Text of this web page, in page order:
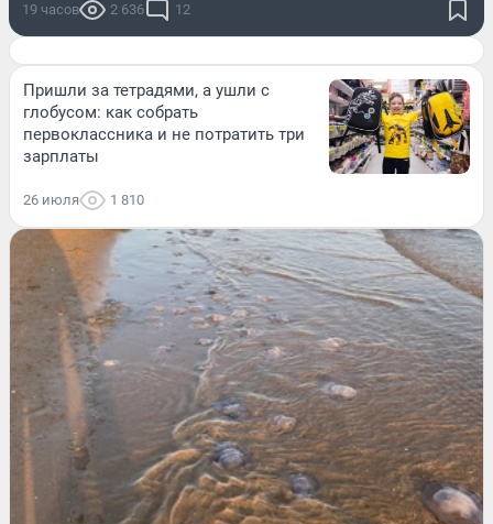
19 часов 2 636 12
Пришли за тетрадями, а ушли с
глобусом: как собрать
первоклассника и не потратить три
зарплаты
26 июля 1 810